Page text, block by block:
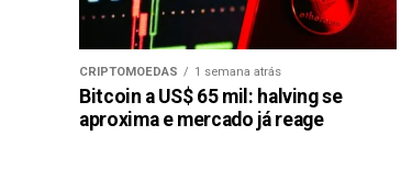
CRIPTOMOEDAS 1 semana atrás
Bitcoin a US$ 65 mil: halving se
aproxima e mercado já reage